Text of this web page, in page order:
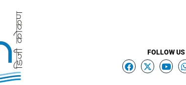
FOLLOW US